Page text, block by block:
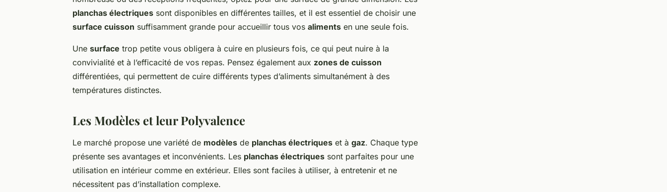
planchas électriques sont disponibles en différentes tailles, et il est essentiel de choisir une
surface cuisson suffisamment grande pour accueillir tous vos aliments en une seule fois.
Une surface trop petite vous obligera à cuire en plusieurs fois, ce qui peut nuire à la
convivialité et à l’efficacité de vos repas. Pensez également aux zones de cuisson
différentiées, qui permettent de cuire différents types d’aliments simultanément à des
températures distinctes.
Les Modèles et leur Polyvalence
Le marché propose une variété de modèles de planchas électriques et à gaz. Chaque type
présente ses avantages et inconvénients. Les planchas électriques sont parfaites pour une
utilisation en intérieur comme en extérieur. Elles sont faciles à utiliser, à entretenir et ne
nécessitent pas d’installation complexe.